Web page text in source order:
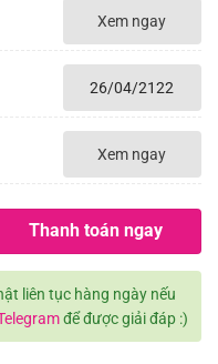
Xem ngay
26/04/2122
Xem ngay
Thanh toán ngay
liên tục hàng ngày nếu
để được giải đáp :)